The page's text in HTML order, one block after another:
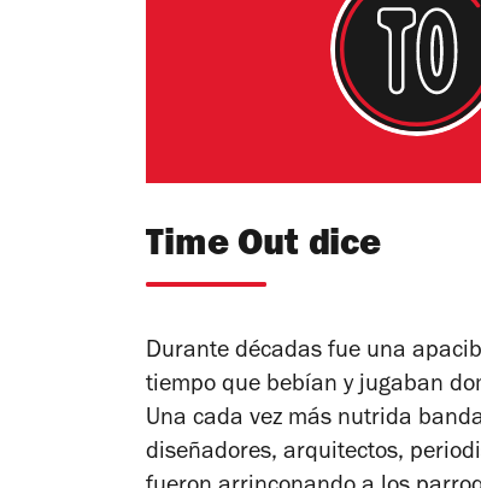
Time Out dice
Durante décadas fue una
tiempo que bebían y jugaban
Una cada vez más nutrida
diseñadores, arquitectos,